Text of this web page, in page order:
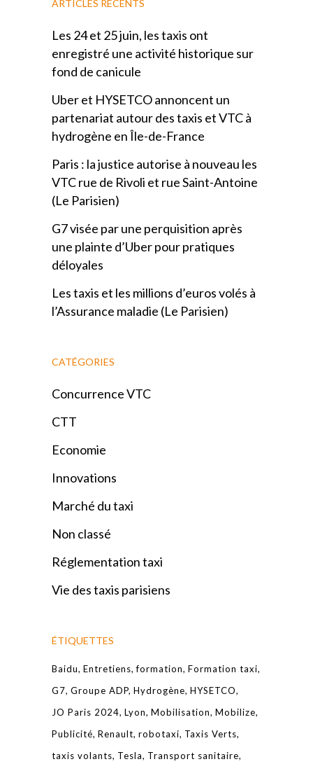
ARTICLES RÉCENTS
Les 24 et 25 juin, les taxis ont
enregistré une activité historique sur
fond de canicule
Uber et HYSETCO annoncent un
partenariat autour des taxis et VTC à
hydrogène en Île-de-France
Paris : la justice autorise à nouveau les
VTC rue de Rivoli et rue Saint-Antoine
(Le Parisien)
G7 visée par une perquisition après
une plainte d’Uber pour pratiques
déloyales
Les taxis et les millions d’euros volés à
l’Assurance maladie (Le Parisien)
CATÉGORIES
Concurrence VTC
CTT
Economie
Innovations
Marché du taxi
Non classé
Réglementation taxi
Vie des taxis parisiens
ÉTIQUETTES
Baidu Entretiens formation Formation taxi
G7 Groupe ADP Hydrogène HYSETCO
JO Paris 2024 Lyon Mobilisation Mobilize
Publicité Renault robotaxi Taxis Verts
taxis volants Tesla
Transport sanitaire